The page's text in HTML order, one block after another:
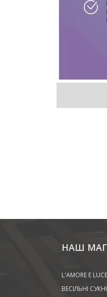
НАШ
L'AMORE E LUCE
ВЕСІЛЬНІ СУКНІ